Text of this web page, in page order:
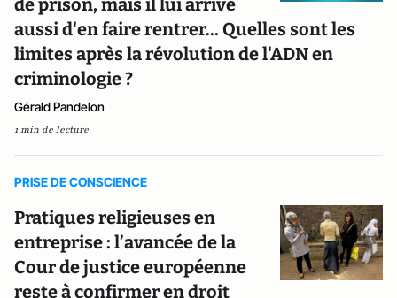
de prison, mais il lui arrive
aussi d'en faire rentrer... Quelles sont les
limites après la révolution de l'ADN en
criminologie ?
Gérald Pandelon
1 min de lecture
PRISE DE CONSCIENCE
Pratiques religieuses en
entreprise : l’avancée de la
Cour de justice européenne
reste à confirmer en droit